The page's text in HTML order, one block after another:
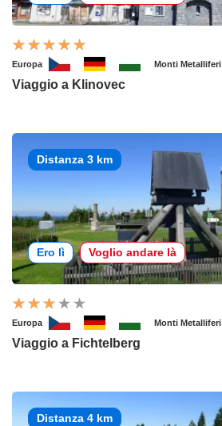
Europa Monti Metalliferi
Viaggio a Klinovec
Distanza 3 km
Ero lì Voglio andare là
Europa Monti Metalliferi
Viaggio a Fichtelberg
Distanza 4 km